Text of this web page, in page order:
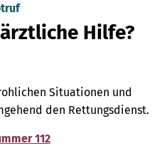
Hilfe?
Situationen und
den Rettungsdienst.
112